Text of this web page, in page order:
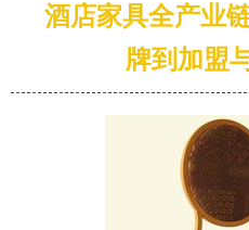
酒店家具全产业
牌到加盟